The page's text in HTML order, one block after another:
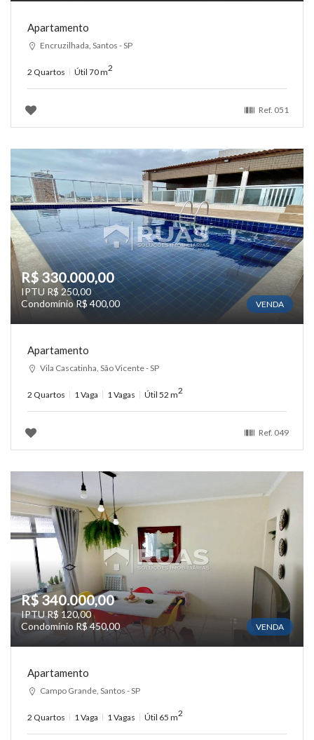
Apartamento
Encruzilhada, Santos - SP
2 Quartos Útil 70 m2
Ref. 051
R$ 330.000,00
IPTU R$ 250,00
Condomínio R$ 400,00
VENDA
Apartamento
Vila Cascatinha, São Vicente - SP
2 Quartos 1 Vaga 1 Vagas Útil 52 m2
Ref. 049
R$ 340.000,00
IPTU R$ 120,00
Condomínio R$ 450,00
VENDA
Apartamento
Campo Grande, Santos - SP
2 Quartos 1 Vaga 1 Vagas Útil 65 m2